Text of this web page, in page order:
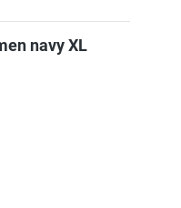
Hoodie Daiber 8023 Damen navy XL